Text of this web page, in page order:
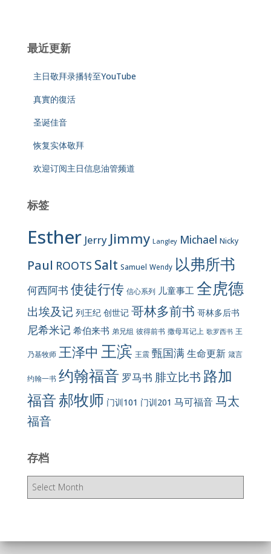
最近更新
主日敬拜录播转至YouTube
真實的復活
圣诞佳音
恢复实体敬拜
欢迎订阅主日信息油管频道
标签
Esther Jerry Jimmy Langley Michael Nicky
Paul ROOTS Salt Samuel Wendy 以弗所书
何西阿书 使徒行传 信心系列 儿童事工 全虎德
出埃及记 列王纪 创世记 哥林多前书 哥林多后书
尼希米记 希伯来书 弟兄组 彼得前书 撒母耳记上 歌罗西书 王
乃基牧师 王泽中 王滨 王震 甄国满生命更新 箴言
约翰一书 约翰福音 罗马书 腓立比书 路加
福音郝牧师 门训101 门训201 马可福音马太
福音
存档
存